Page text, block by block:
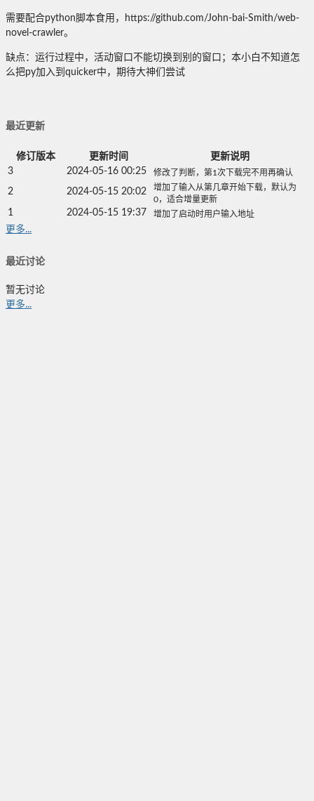
需要配合python脚本食用，https://github.com/John-bai-Smith/web-
novel-crawler。
缺点：运行过程中，活动窗口不能切换到别的窗口；本小白不知道怎
么把py加入到quicker中，期待大神们尝试
最近更新
修订版本 更新时间
更新说明
3
2024-05-16 00:25 修改了判断，第1次下载完不用再确认
2 2024-05-15 20:02
增加了输入从第几章开始下载，默认为
0，适合增量更新
1 2024-05-15 19:37 增加了启动时用户输入地址
更多...
最近讨论
暂无讨论
更多...